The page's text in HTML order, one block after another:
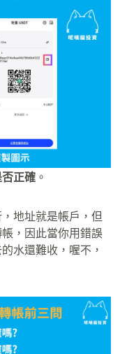
正確 。
地址就是帳戶，但
，因此當你用錯誤
水還難收，喔不，